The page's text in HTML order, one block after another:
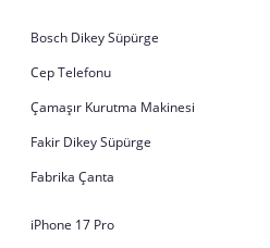
Bosch Dikey Süpürge
Cep Telefonu
Çamaşır Kurutma Makinesi
Fakir Dikey Süpürge
Fabrika Çanta
iPhone 17 Pro